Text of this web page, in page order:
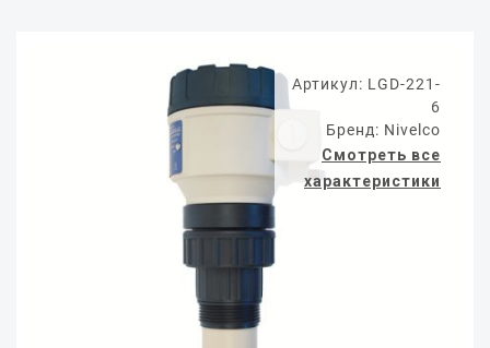
Артикул: LGD-221-
6
Бренд: Nivelco
Смотреть все
характеристики